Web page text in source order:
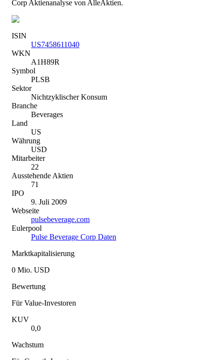
Corp Aktienanalyse von AlleAktien.
ISIN
US7458611040
WKN
A1H89R
Symbol
PLSB
Sektor
Nichtzyklischer Konsum
Branche
Beverages
Land
US
Währung
USD
Mitarbeiter
22
Ausstehende Aktien
71
IPO
9. Juli 2009
Webseite
pulsebeverage.com
Eulerpool
Pulse Beverage Corp Daten
Marktkapitalisierung
0 Mio. USD
Bewertung
Für Value-Investoren
KUV
0,0
Wachstum